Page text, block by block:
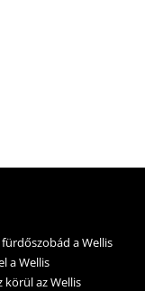
a Wellis
a Wellis
körül az Wellis